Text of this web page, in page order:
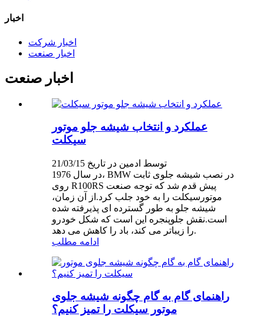
اخبار
اخبار شرکت
اخبار صنعت
اخبار صنعت
عملکرد و انتخاب شیشه جلو موتور
سیکلت
توسط ادمین در تاریخ 21/03/15
در سال 1976، BMW در نصب شیشه جلوی ثابت
روی R100RS پیش قدم شد که توجه صنعت
موتورسیکلت را به خود جلب کرد.از آن زمان،
شیشه جلو به طور گسترده ای پذیرفته شده
است.نقش جلوپنجره این است که شکل خودرو
را زیباتر می کند، باد را کاهش می دهد.
ادامه مطلب
راهنمای گام به گام چگونه شیشه جلوی
موتور سیکلت را تمیز کنیم؟